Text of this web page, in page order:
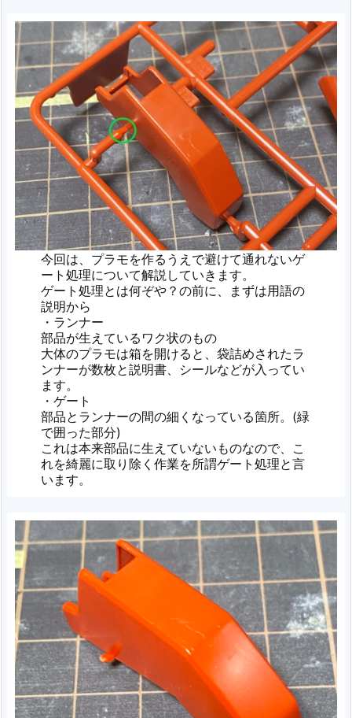
今回は、プラモを作るうえで避けて通れないゲ
ート処理について解説していきます。
ゲート処理とは何ぞや？の前に、まずは用語の
説明から
・ランナー
部品が生えているワク状のもの
大体のプラモは箱を開けると、袋詰めされたラ
ンナーが数枚と説明書、シールなどが入ってい
ます。
・ゲート
部品とランナーの間の細くなっている箇所。(緑
で囲った部分)
これは本来部品に生えていないものなので、こ
れを綺麗に取り除く作業を所謂ゲート処理と言
います。